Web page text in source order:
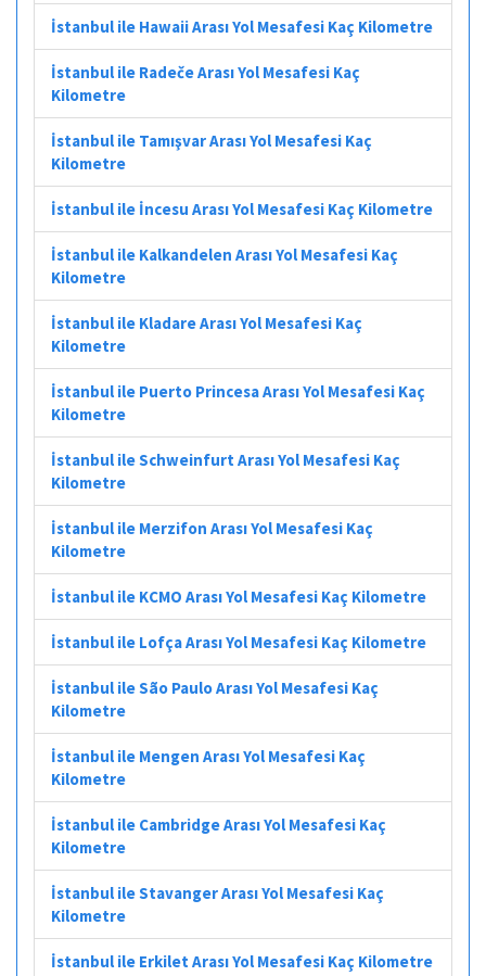
İstanbul ile Hawaii Arası Yol Mesafesi Kaç Kilometre
İstanbul ile Radeče Arası Yol Mesafesi Kaç
Kilometre
İstanbul ile Tamışvar Arası Yol Mesafesi Kaç
Kilometre
İstanbul ile İncesu Arası Yol Mesafesi Kaç Kilometre
İstanbul ile Kalkandelen Arası Yol Mesafesi Kaç
Kilometre
İstanbul ile Kladare Arası Yol Mesafesi Kaç
Kilometre
İstanbul ile Puerto Princesa Arası Yol Mesafesi Kaç
Kilometre
İstanbul ile Schweinfurt Arası Yol Mesafesi Kaç
Kilometre
İstanbul ile Merzifon Arası Yol Mesafesi Kaç
Kilometre
İstanbul ile KCMO Arası Yol Mesafesi Kaç Kilometre
İstanbul ile Lofça Arası Yol Mesafesi Kaç Kilometre
İstanbul ile São Paulo Arası Yol Mesafesi Kaç
Kilometre
İstanbul ile Mengen Arası Yol Mesafesi Kaç
Kilometre
İstanbul ile Cambridge Arası Yol Mesafesi Kaç
Kilometre
İstanbul ile Stavanger Arası Yol Mesafesi Kaç
Kilometre
İstanbul ile Erkilet Arası Yol Mesafesi Kaç Kilometre